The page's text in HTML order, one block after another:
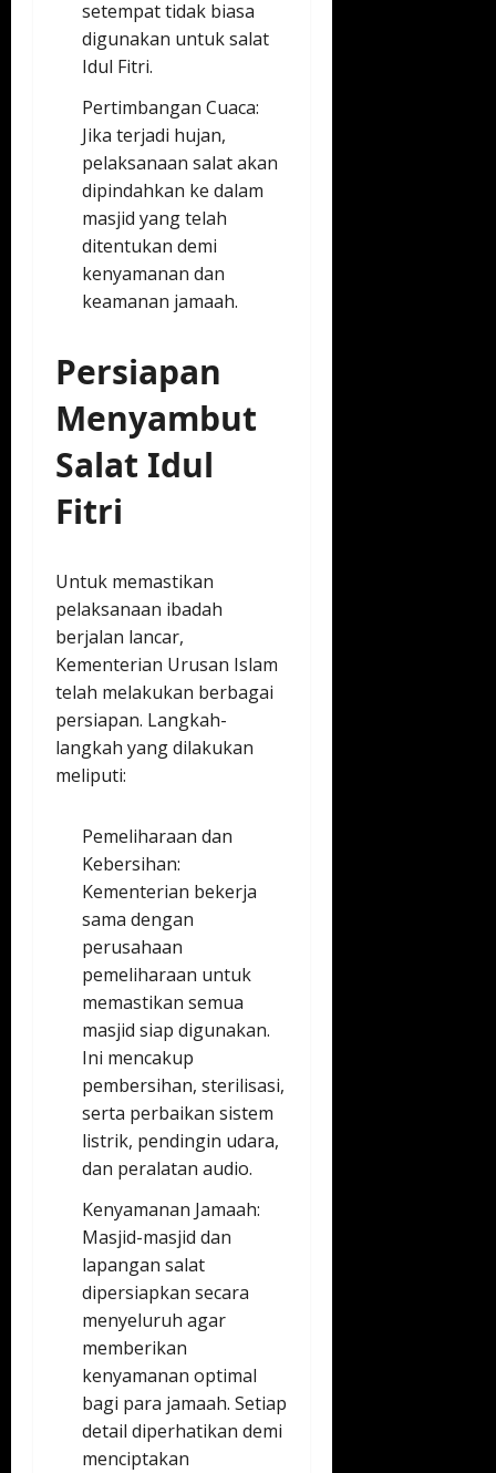
setempat tidak biasa
digunakan untuk salat
Idul Fitri.
Pertimbangan Cuaca:
Jika terjadi hujan,
pelaksanaan salat akan
dipindahkan ke dalam
masjid yang telah
ditentukan demi
kenyamanan dan
keamanan jamaah.
Persiapan
Menyambut
Salat Idul
Fitri
Untuk memastikan
pelaksanaan ibadah
berjalan lancar,
Kementerian Urusan Islam
telah melakukan berbagai
persiapan. Langkah-
langkah yang dilakukan
meliputi:
Pemeliharaan dan
Kebersihan:
Kementerian bekerja
sama dengan
perusahaan
pemeliharaan untuk
memastikan semua
masjid siap digunakan.
Ini mencakup
pembersihan, sterilisasi,
serta perbaikan sistem
listrik, pendingin udara,
dan peralatan audio.
Kenyamanan Jamaah:
Masjid-masjid dan
lapangan salat
dipersiapkan secara
menyeluruh agar
memberikan
kenyamanan optimal
bagi para jamaah. Setiap
detail diperhatikan demi
menciptakan